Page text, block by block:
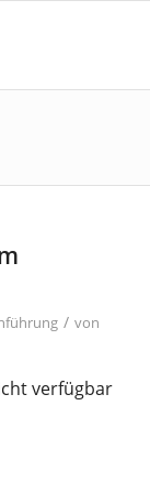
/ von
verfügbar